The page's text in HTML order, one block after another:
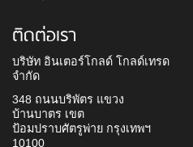
ติดต่อเรา
บริษัท อินเตอร์โกลด์ โกลด์เทรด
จำกัด
348 ถนนบริพัตร แขวง
บ้านบาตร เขต
ป้อมปราบศัตรูพ่าย กรุงเทพฯ
10100